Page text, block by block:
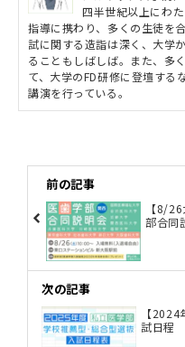
四半世紀以上にわ
指導に携わり、多くの生徒を
試に関する造詣は深く、大学
ることもしばしば。また、多
て、大学のFD研修に登壇する
講演を行っている。
前の記事
【8/
部合同
次の記事
【
試日程